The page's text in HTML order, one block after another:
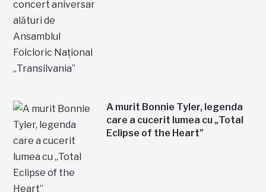
A murit Bonnie Tyler, legenda
care a cucerit lumea cu „Total
Eclipse of the Heart”